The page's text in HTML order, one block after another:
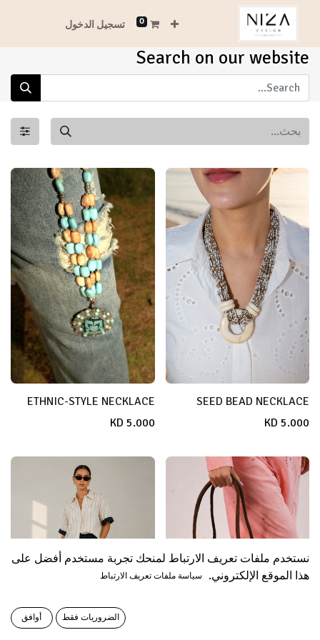
0 تسجيل الدخول
Search on our website
SEED BEAD NECKLACE
5.000
ETHNIC-STYLE NECKLACE
5.000
نستخدم ملفات تعريف الارتباط لمنحك تجربة مستخدم أفضل على
هذا الموقع الإلكتروني.
سياسة ملفات تعريف الارتباط
الضروريات فقط أوافق